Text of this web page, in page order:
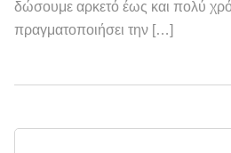
δώσουμε αρκετό έως και πολύ
πραγματοποιήσει την […]